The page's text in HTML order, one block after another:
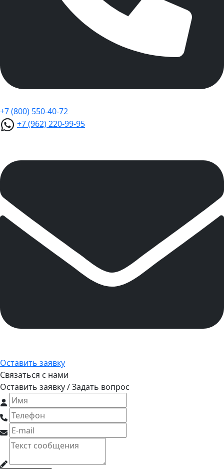
+7 (800) 550-40-72
+7 (962) 220-99-95
Оставить заявку
Связаться с нами
Оставить заявку / Задать вопрос